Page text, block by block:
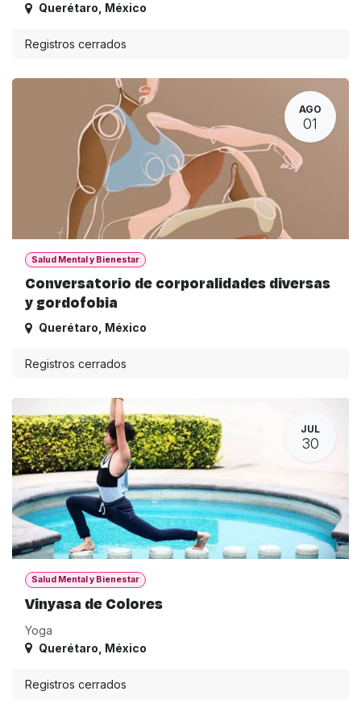
Querétaro México
Registros cerrados
AGO
01
Salud Mental y Bienestar
Conversatorio de corporalidades diversas
y gordofobia
Querétaro, México
Registros cerrados
JUL
30
Salud Mental y Bienestar
Vinyasa de Colores
Yoga
Querétaro México
Registros cerrados